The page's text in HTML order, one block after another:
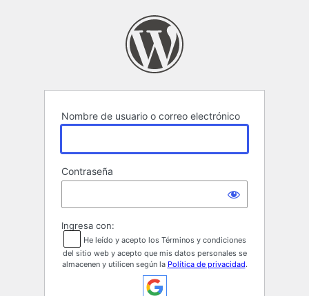
Nombre de usuario o correo electrónico
Contraseña
Ingresa con:
He leído y acepto los Términos y condiciones
del sitio web y acepto que mis datos personales se
almacenen y utilicen según la Política de privacidad.